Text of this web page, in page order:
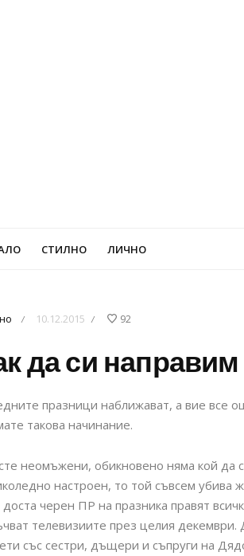
СТИЛНО ЛИЧНО
/ 10.12.2015 / 92
да си
празници наближават, а вие все
такова начинание.
неомъжени, обикновено няма кой да
настроен, то той съвсем
доста черен ПР на празника правят
телевизиите през целия декември.
със сестри, дъщери и съпруги на